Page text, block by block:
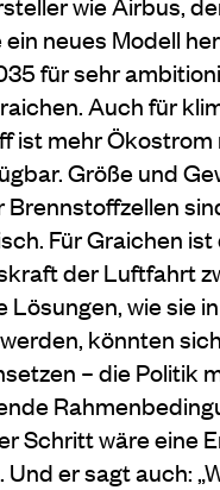
neues Modell
für sehr
Auch für
ist mehr Ökostrom
Größe und
Brennstoffzellen
Für Graichen ist
der Luftfahrt
Lösungen, wie sie
könnten
– die Politik
Schritt wäre eine
Und er sagt auch: